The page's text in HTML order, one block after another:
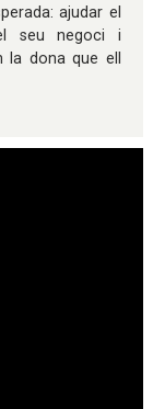
ajudar el
seu negoci i
la dona que ell